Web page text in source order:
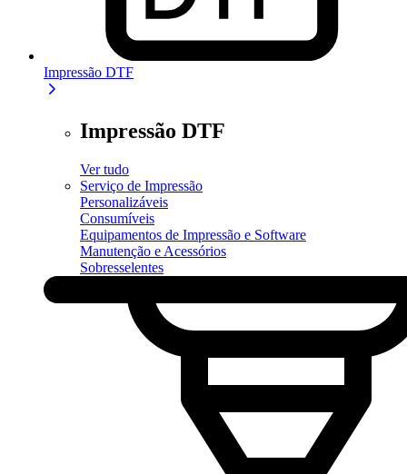
Impressão DTF
Impressão DTF
Ver tudo
Serviço de Impressão
Personalizáveis
Consumíveis
Equipamentos de Impressão e Software
Manutenção e Acessórios
Sobresselentes